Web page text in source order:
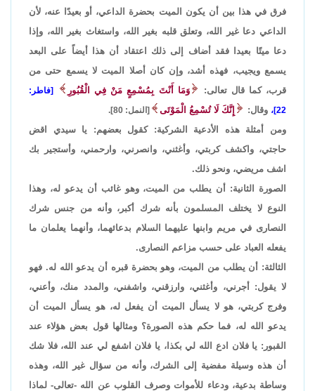
فرق في هذا بين أن يكون الميت بحضرة الداعي، أو بعيدًا عنه، لأن
الداعي دعا غير الله، وتعلق قلبه بغير الله، واستغاث بغير الله، وإذا
دعا ميتًا بعيدا فقد أضاف إلى ذلك اعتقاد أن هذا أيضاً على البعد
يسمع ويجيب، فهذه أشد، وإن كان أصلا الميت لا يسمع حتى من
قرب، كما قال تعالى:
وَمَا أَنْتَ بِمُسْمِعٍ مَنْ فِي الْقُبُورِ
[فاطر:
22]،
وقال: إِنَّكَ لَا تُسْمِعُ الْمَوْتَى [النمل: 80].
ومن أمثلة هذه الأدعية الشركية: كقول بعضهم: يا سيدي اقض
حاجتي، واكشف كربتي، وأغثني، وانصرني، وارحمني، وأستجير بك
اشف مريضي، ونحو ذلك.
الصورة الثانية: أن يطلب من الميت، وهو غائب أن يدعو له، وهذا
النوع لا يختلف المسلمون بأنه شرك أكبر، وأنه من جنس شرك
النصارى في مريم وابنها عليهما السلام بدعائهما، وأنهما يعلمان ما
يفعله العباد على حسب مزاعم النصارى.
الثالثة: أن يطلب من الميت، وهو بحضرة قبره أن يدعو الله له. فهو
لا يقول: أجرني، وأغثني، وارزقني، واشفني، والمدد منك، وأعني،
وفرج كربتي، هو لا يسأل الميت أن يفعل له، هو يسأل الميت أن
يدعو الله له، فما حكم هذه الصورة؟ ومثالها قول بعض هؤلاء عند
القبور: يا فلان ادع الله لي بكذا، يا فلان اشفع لي عند الله، فلا شك
أن هذه وسيلة مفضية إلى الشرك، وأنه من سؤال غير الله، وهذه
وساطة بدعية، ودعاء للأموات وصرف القلوب عن الله -تعالى- لماذا